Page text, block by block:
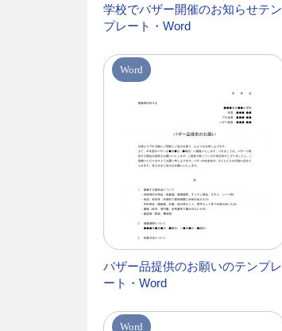
学校でバザー開催のお知らせテン
プレート・Word
Word
バザー品提供のお願いのテンプレ
ート・Word
Word